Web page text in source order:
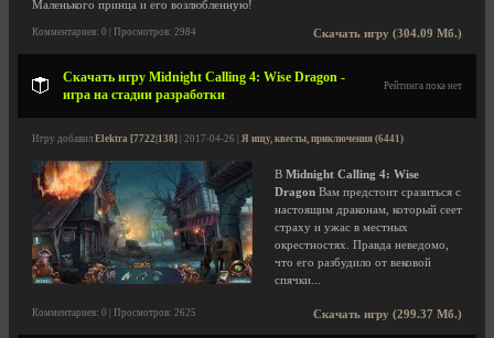
Маленького принца и его возлюбленную!
Скачать игру (304.09 Мб.)
Комментариев: 0 | Просмотров: 2984
Скачать игру Midnight Calling 4: Wise Dragon -
игра на стадии разработки
Рейтинга пока нет
Игру добавил Elektra [7722|138] | 2017-04-26 | Я ищу, квесты, приключения (6441)
В Midnight Calling 4: Wise
Dragon Вам предстоит сразиться с
настоящим драконам, который сеет
страху и ужас в местных
окрестностях. Правда неведомо,
что его разбудило от вековой
спячки...
Скачать игру (299.37 Мб.)
Комментариев: 0 | Просмотров: 2625